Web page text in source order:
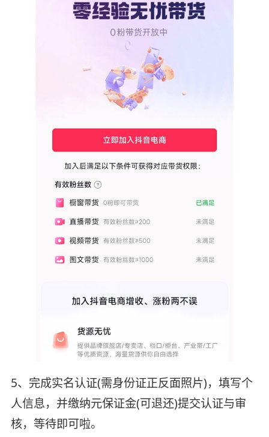
5、完成实名认证(需身份证正反面照片)，填写个
人信息，并缴纳元保证金(可退还)提交认证与审
核，等待即可啦。